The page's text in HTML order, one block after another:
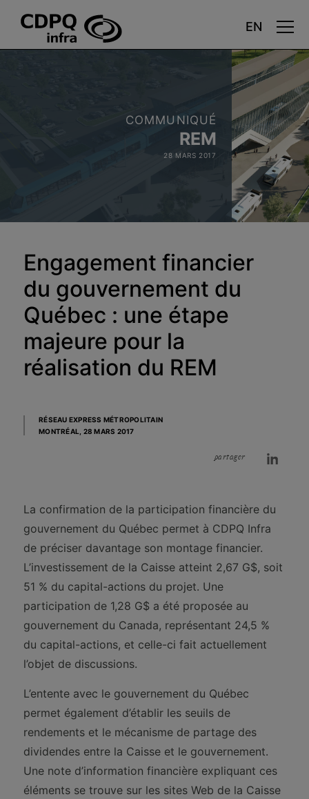
COMMUNIQUÉ
REM
28 MARS 2017
Engagement financier
du gouvernement du
Québec : une étape
majeure pour la
réalisation du REM
RÉSEAU EXPRESS MÉTROPOLITAIN
MONTRÉAL, 28 MARS 2017
partager
La confirmation de la participation financière du
gouvernement du Québec permet à CDPQ Infra
de préciser davantage son montage financier.
L’investissement de la Caisse atteint 2,67 G$, soit
51 % du capital-actions du projet. Une
participation de 1,28 G$ a été proposée au
gouvernement du Canada, représentant 24,5 %
du capital-actions, et celle-ci fait actuellement
l’objet de discussions.
L’entente avec le gouvernement du Québec
permet également d’établir les seuils de
rendements et le mécanisme de partage des
dividendes entre la Caisse et le gouvernement.
Une note d’information financière expliquant ces
éléments se trouve sur les sites Web de la Caisse